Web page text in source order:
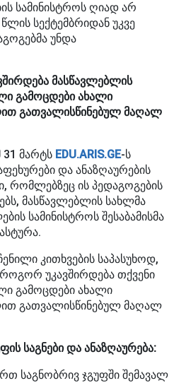
სამინისტროს ღიად არ
სექტემბრიდან უკვე
უნდა
მასწავლებლის
გამოცდები ახალი
გათვალისწინებულ მაღალ
31 მარტს EDU.ARIS.GE-ს
და ანაზღაურების
რომლებზეც ის პედაგოგების
მასწავლებლის სახლმა
სამინისტროს შესაბამისმა
კითხვების საპასუხოდ,
უკავშირდება თქვენი
გამოცდები ახალი
გათვალისწინებულ მაღალ
საგნები და ანაზღაურება:
საგნობრივ ჯგუფში შემავალ